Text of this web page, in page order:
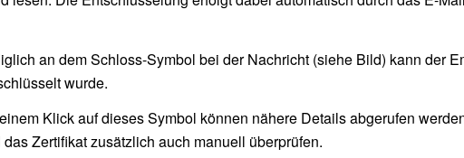
an dem Schloss-Symbol bei der Nachricht (siehe Bild) kann der
wurde.
Klick auf dieses Symbol können nähere Details abgerufen
das Zertifikat zusätzlich auch manuell überprüfen.